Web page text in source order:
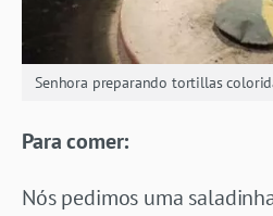
Senhora preparando tortillas
Para comer:
Nós pedimos uma